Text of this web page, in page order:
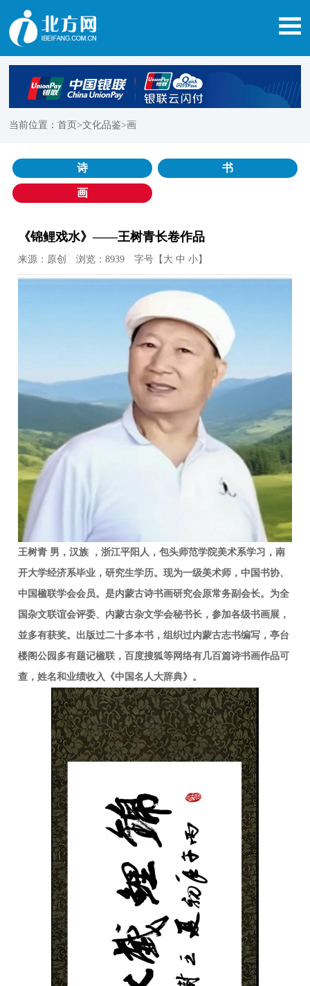
当前位置：首页>文化品鉴>画
诗 书
画
《锦鲤戏水》——王树青长卷作品
来源：原创 浏览：8939 字号【 大 中 小】
王树青 男，汉族 ，浙江平阳人，包头师范学院美术系学习，南
开大学经济系毕业，研究生学历。现为一级美术师，中国书协、
中国楹联学会会员。是内蒙古诗书画研究会原常务副会长。为全
国杂文联谊会评委、内蒙古杂文学会秘书长，参加各级书画展，
並多有获奖。出版过二十多本书，组织过内蒙古志书编写，亭台
楼阁公园多有题记楹联，百度搜狐等网络有几百篇诗书画作品可
查，姓名和业绩收入《中国名人大辞典》。